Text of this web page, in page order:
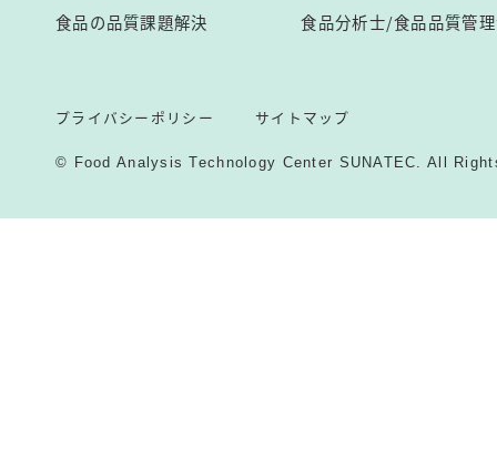
食品の品質課題解決 食品分析士/食品品質管
プライバシーポリシー サイトマップ
© Food Analysis Technology Center SUNATEC. All